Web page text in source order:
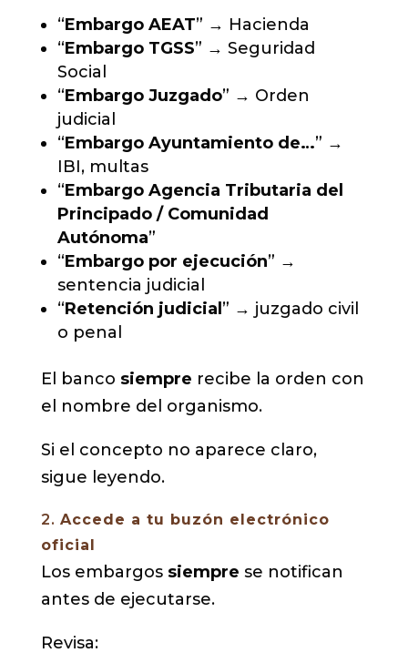
“Embargo AEAT” → Hacienda
“Embargo TGSS” → Seguridad
Social
“Embargo Juzgado” → Orden
judicial
“Embargo Ayuntamiento de…” →
IBI, multas
“Embargo Agencia Tributaria del
Principado / Comunidad
Autónoma”
“Embargo por ejecución” →
sentencia judicial
“Retención judicial ” → juzgado civil
o penal
El banco siempre recibe la orden con
el nombre del organismo.
Si el concepto no aparece claro,
sigue leyendo.
2. Accede a tu buzón electrónico
oficial
Los embargos siempre se notifican
antes de ejecutarse.
Revisa: